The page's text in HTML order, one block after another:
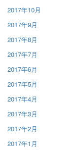
2017年10月
2017年9月
2017年8月
2017年7月
2017年6月
2017年5月
2017年4月
2017年3月
2017年2月
2017年1月